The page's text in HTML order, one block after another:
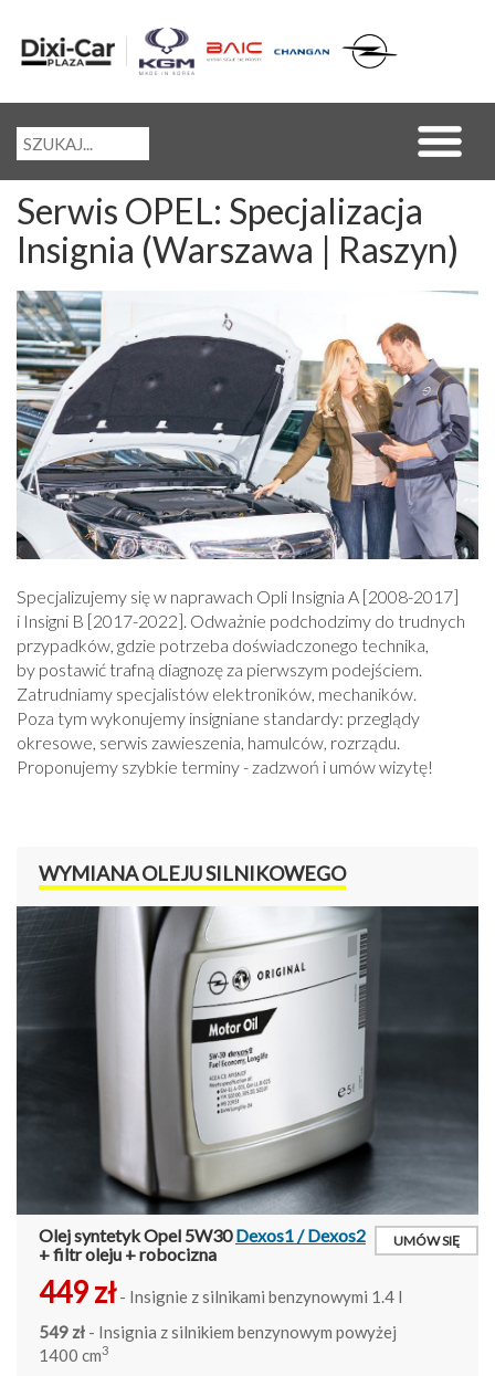
Serwis OPEL: Specjalizacja
Insignia (Warszawa | Raszyn)
Specjalizujemy się w naprawach Opli Insignia A [2008-2017]
i Insigni B [2017-2022]. Odważnie podchodzimy do trudnych
przypadków, gdzie potrzeba doświadczonego technika,
by postawić trafną diagnozę za pierwszym podejściem.
Zatrudniamy specjalistów elektroników, mechaników.
Poza tym wykonujemy insigniane standardy: przeglądy
okresowe, serwis zawieszenia, hamulców, rozrządu.
Proponujemy szybkie terminy - zadzwoń i umów wizytę!
WYMIANA OLEJU SILNIKOWEGO
UMÓW SIĘ
Olej syntetyk Opel 5W30Dexos1 / Dexos2
+ filtr oleju + robocizna
449 zł- Insignie z silnikami benzynowymi 1.4 l
549 zł - Insignia z silnikiem benzynowym powyżej
1400 cm3